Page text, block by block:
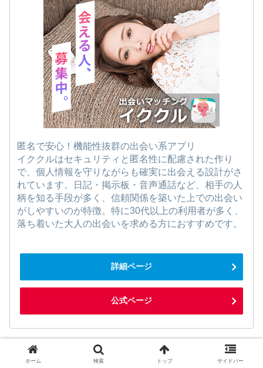
匿名で安心！機能性抜群の出会い系アプリ
イククルはセキュリティと匿名性に配慮された作り
で、個人情報を守りながらも確実に出会える設計がさ
れています。日記・掲示板・音声通話など、相手の人
柄を知る手段が多く、信頼関係を築いた上での出会い
がしやすいのが特徴。特に30代以上の利用者が多く、
落ち着いた大人の出会いを求める方におすすめです。
詳細ページ
公式ページ
第5位：華の会メール
ホーム 検索 トップ サイドバー